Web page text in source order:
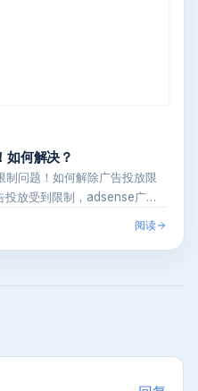
何解决？
问题！如何解除广告投放限
投放受到限制，adsense广
阅读